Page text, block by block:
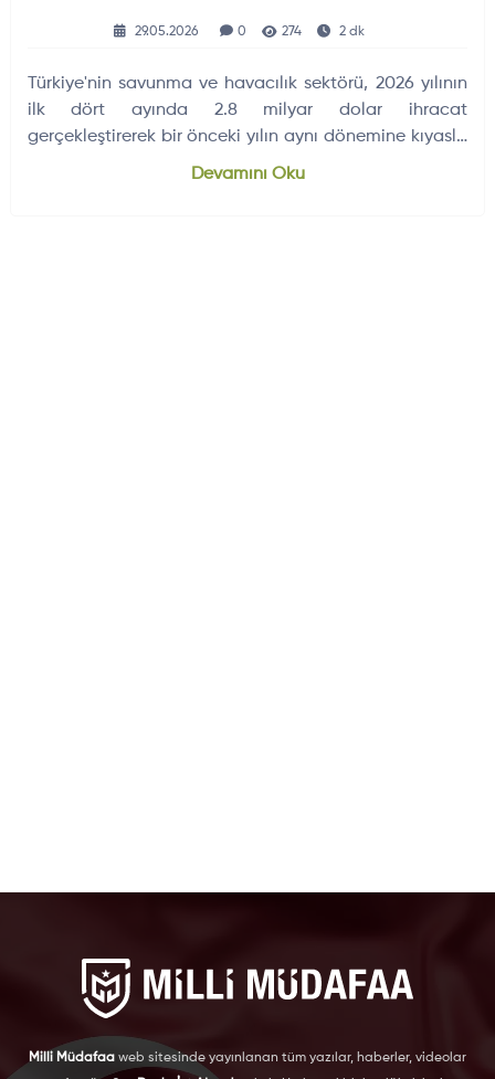
29.05.2026 0 274 2 dk
Türkiye'nin savunma ve havacılık sektörü, 2026 yılının
ilk dört ayında 2.8 milyar dolar ihracat
gerçekleştirerek bir önceki yılın aynı dönemine kıyasla
yüzde 28 oranında artış…
Devamını Oku
Dünyadan Gelişmeler
Milli Müdafaa web sitesinde yayınlanan tüm yazılar, haberler, videolar